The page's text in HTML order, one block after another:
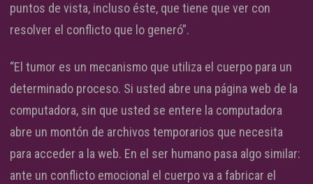
puntos de vista, incluso éste, que tiene que ver con
resolver el conflicto que lo generó”.
“El tumor es un mecanismo que utiliza el cuerpo para un
determinado proceso. Si usted abre una página web de la
computadora, sin que usted se entere la computadora
abre un montón de archivos temporarios que necesita
para acceder a la web. En el ser humano pasa algo similar:
ante un conflicto emocional el cuerpo va a fabricar el